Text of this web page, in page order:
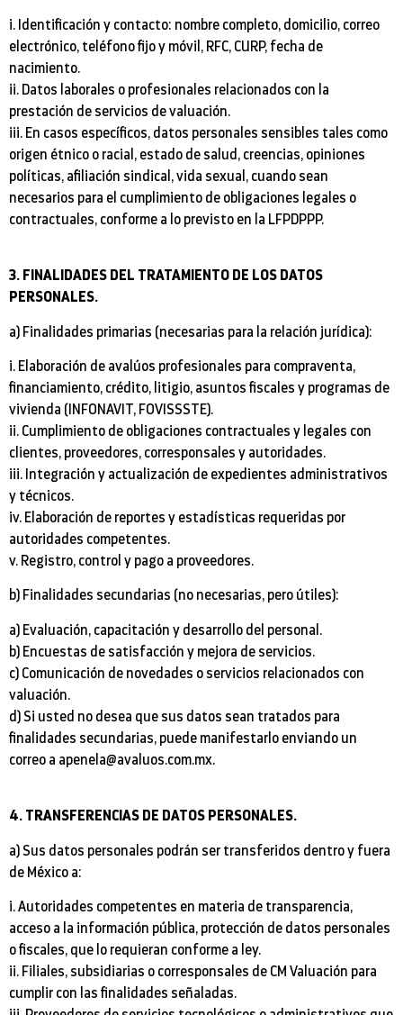
i. Identificación y contacto: nombre completo, domicilio, correo
electrónico, teléfono fijo y móvil, RFC, CURP, fecha de
nacimiento.
ii. Datos laborales o profesionales relacionados con la
prestación de servicios de valuación.
iii. En casos específicos, datos personales sensibles tales como
origen étnico o racial, estado de salud, creencias, opiniones
políticas, afiliación sindical, vida sexual, cuando sean
necesarios para el cumplimiento de obligaciones legales o
contractuales, conforme a lo previsto en la LFPDPPP.
3. FINALIDADES DEL TRATAMIENTO DE LOS DATOS
PERSONALES.
a) Finalidades primarias (necesarias para la relación jurídica):
i. Elaboración de avalúos profesionales para compraventa,
financiamiento, crédito, litigio, asuntos fiscales y programas de
vivienda (INFONAVIT, FOVISSSTE).
ii. Cumplimiento de obligaciones contractuales y legales con
clientes, proveedores, corresponsales y autoridades.
iii. Integración y actualización de expedientes administrativos
y técnicos.
iv. Elaboración de reportes y estadísticas requeridas por
autoridades competentes.
v. Registro, control y pago a proveedores.
b) Finalidades secundarias (no necesarias, pero útiles):
a) Evaluación, capacitación y desarrollo del personal.
b) Encuestas de satisfacción y mejora de servicios.
c) Comunicación de novedades o servicios relacionados con
valuación.
d) Si usted no desea que sus datos sean tratados para
finalidades secundarias, puede manifestarlo enviando un
correo a apenela@avaluos.com.mx.
4. TRANSFERENCIAS DE DATOS PERSONALES.
a) Sus datos personales podrán ser transferidos dentro y fuera
de México a:
i. Autoridades competentes en materia de transparencia,
acceso a la información pública, protección de datos personales
o fiscales, que lo requieran conforme a ley.
ii. Filiales, subsidiarias o corresponsales de CM Valuación para
cumplir con las finalidades señaladas.